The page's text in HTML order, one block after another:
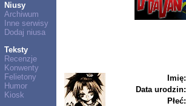
Niusy
Archiwum
Inne serwisy
Dodaj niusa
Teksty
Recenzje
Konwenty
Felietony
Humor
Kiosk
Imię:
Data urodzin:
Płeć: